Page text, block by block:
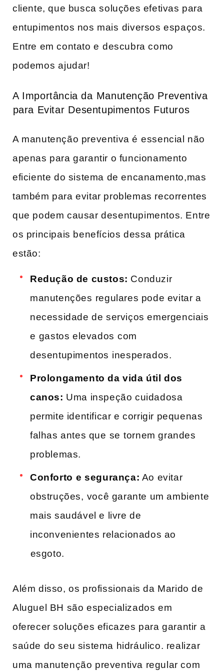
cliente,‌ que busca soluções efetivas para
entupimentos nos mais ⁢diversos ‌espaços.‍
Entre em contato e⁤ descubra como
podemos ⁣ajudar!
A Importância da⁢ Manutenção Preventiva
⁤para Evitar⁤ Desentupimentos Futuros
A manutenção preventiva é ⁢essencial não
apenas para garantir o‍ funcionamento‌
eficiente do sistema de encanamento,mas
também para evitar problemas recorrentes
que podem causar desentupimentos. Entre
os principais benefícios dessa prática
‍estão:
Redução de custos: Conduzir
manutenções⁢ regulares pode evitar a
necessidade de serviços emergenciais
e⁣ gastos elevados ⁣com
desentupimentos ⁣inesperados.
Prolongamento da vida útil dos
canos: Uma inspeção cuidadosa
‍permite identificar e corrigir pequenas
falhas antes que ⁢se⁢ tornem grandes
problemas.
Conforto⁣ e segurança: Ao ​evitar
obstruções,⁤ você‌ garante um ambiente⁤
mais saudável e livre de ​
inconvenientes relacionados‌ ao
⁢esgoto.
Além disso, os profissionais da Marido de
Aluguel BH são especializados em
oferecer soluções eficazes para garantir a
saúde do seu sistema hidráulico. realizar
uma manutenção preventiva regular com